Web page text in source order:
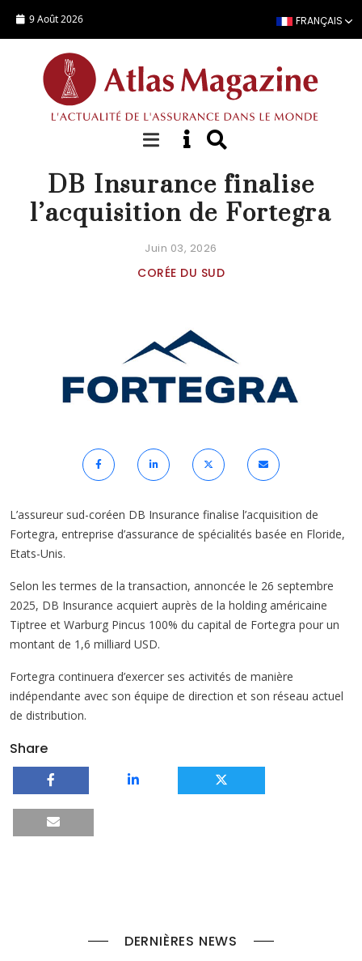
9 Août 2026 FRANÇAIS
ACTUALITÉ
DB Insurance finalise
l’acquisition de Fortegra
Juin 03, 2026
CORÉE DU SUD
L’assureur sud-coréen DB Insurance finalise l’acquisition de
Fortegra, entreprise d’assurance de spécialités basée en Floride,
Etats-Unis.
Selon les termes de la transaction, annoncée le 26 septembre
2025, DB Insurance acquiert auprès de la holding américaine
Tiptree et Warburg Pincus 100% du capital de Fortegra pour un
montant de 1,6 milliard USD.
Fortegra continuera d’exercer ses activités de manière
indépendante avec son équipe de direction et son réseau actuel
de distribution.
Share
DERNIÈRES NEWS